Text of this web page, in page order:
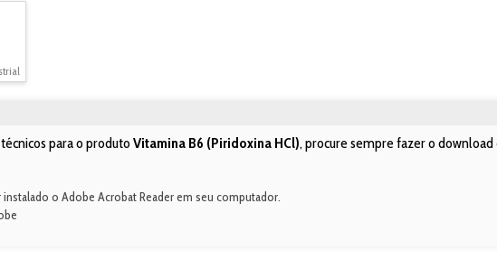
para o produto Vitamina B6 (Piridoxina HCl), procure sempre fazer o
o Adobe Acrobat Reader em seu computador.